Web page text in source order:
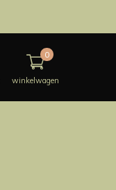
winkelwagen
0